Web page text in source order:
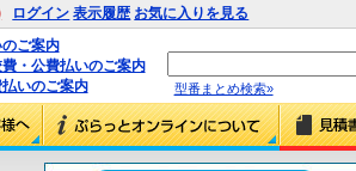
ログイン 表示履歴 お気に入りを見る
ご案内
・公費払いのご案内
いのご案内
型番まとめ検索»